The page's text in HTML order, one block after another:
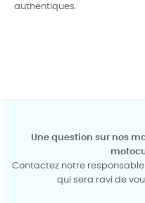
authentiques.
Une question sur nos
Contactez notre
qui sera ravi de